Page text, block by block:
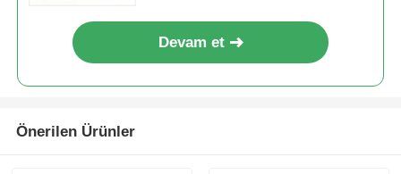
Devam et
Önerilen Ürünler